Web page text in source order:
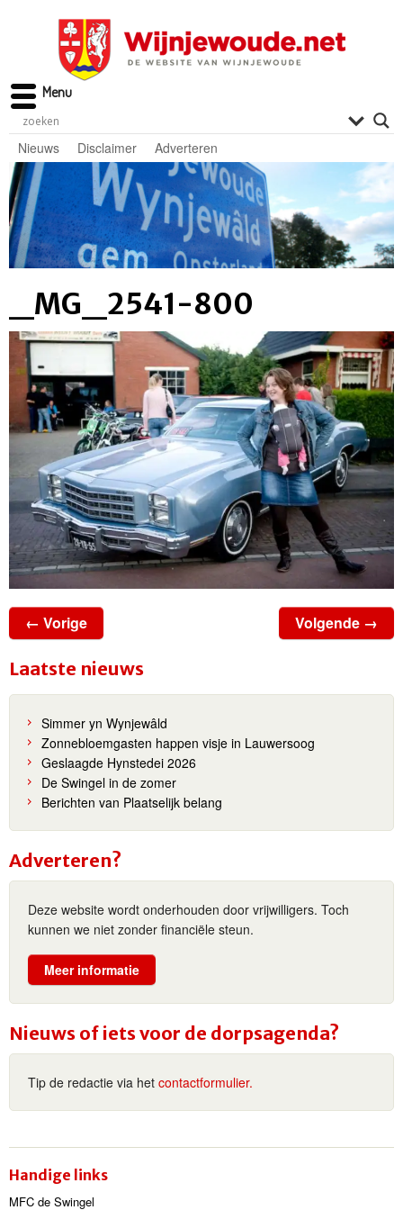
Nieuws Disclaimer Adverteren
_MG_2541-800
← Vorige Volgende →
Laatste nieuws
Simmer yn Wynjewâld
Zonnebloemgasten happen visje in Lauwersoog
Geslaagde Hynstedei 2026
De Swingel in de zomer
Berichten van Plaatselijk belang
Adverteren?
Deze website wordt onderhouden door vrijwilligers. Toch
kunnen we niet zonder financiële steun.
Meer informatie
Nieuws of iets voor de dorpsagenda?
Tip de redactie via het contactformulier.
Handige links
MFC de Swingel
Menu